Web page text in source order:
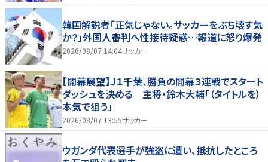
韓国解説者「正気じゃない。サッカーをぶち壊す気
か？」外国人審判へ性接待疑惑…報道に怒り爆発
2026/08/07 14:04サッカー
【開幕展望】Ｊ１千葉、勝負の開幕３連戦でスタート
ダッシュを決める 主将・鈴木大輔「（タイトルを）
本気で狙う」
2026/08/07 13:55サッカー
ウガンダ代表選手が強盗に遭い、抵抗したところ